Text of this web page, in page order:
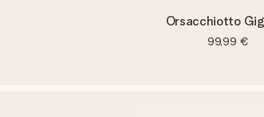
Orsacchiotto
99,99 €